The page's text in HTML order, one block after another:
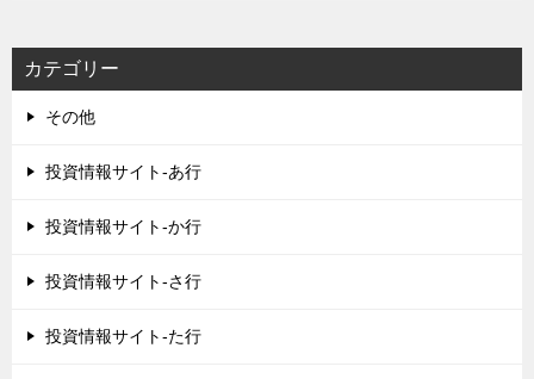
カテゴリー
その他
投資情報サイト-あ行
投資情報サイト-か行
投資情報サイト-さ行
投資情報サイト-た行